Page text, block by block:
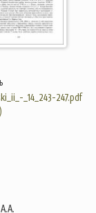
_14_243-247.pdf